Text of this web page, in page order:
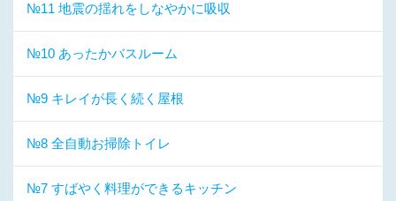
№11 地震の揺れをしなやかに吸収
№10 あったかバスルーム
№9 キレイが長く続く屋根
№8 全自動お掃除トイレ
№7 すばやく料理ができるキッチン